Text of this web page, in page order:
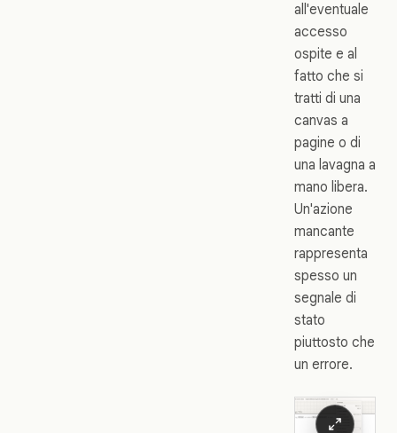
all'eventuale
accesso
ospite e al
fatto che si
tratti di una
canvas a
pagine o di
una lavagna a
mano libera.
Un'azione
mancante
rappresenta
spesso un
segnale di
stato
piuttosto che
un errore.